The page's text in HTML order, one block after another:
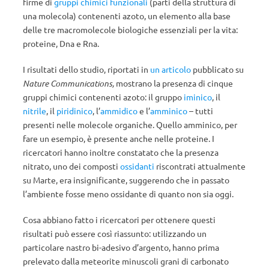
una molecola) contenenti azoto, un elemento alla base
delle tre macromolecole biologiche essenziali per la vita:
proteine, Dna e Rna.
I risultati dello studio, riportati in un articolo pubblicato su
Nature Communications, mostrano la presenza di cinque
gruppi chimici contenenti azoto: il gruppo iminico, il
nitrile, il piridinico, l’ammidicoe l’amminico– tutti
presenti nelle molecole organiche. Quello amminico, per
fare un esempio, è presente anche nelle proteine. I
ricercatori hanno inoltre constatato che la presenza
nitrato, uno dei composti ossidanti riscontrati attualmente
su Marte, era insignificante, suggerendo che in passato
l’ambiente fosse meno ossidante di quanto non sia oggi.
Cosa abbiano fatto i ricercatori per ottenere questi
risultati può essere così riassunto: utilizzando un
particolare nastro bi-adesivo d’argento, hanno prima
prelevato dalla meteorite minuscoli grani di carbonato